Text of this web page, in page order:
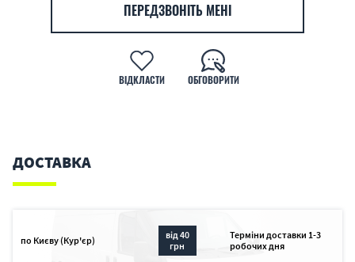
ПЕРЕДЗВОНІТЬ МЕНІ
ВІДКЛАСТИ ОБГОВОРИТИ
ДОСТАВКА
по Києву (Кур'єр)
від 40
грн
Терміни доставки 1-3
робочих дня